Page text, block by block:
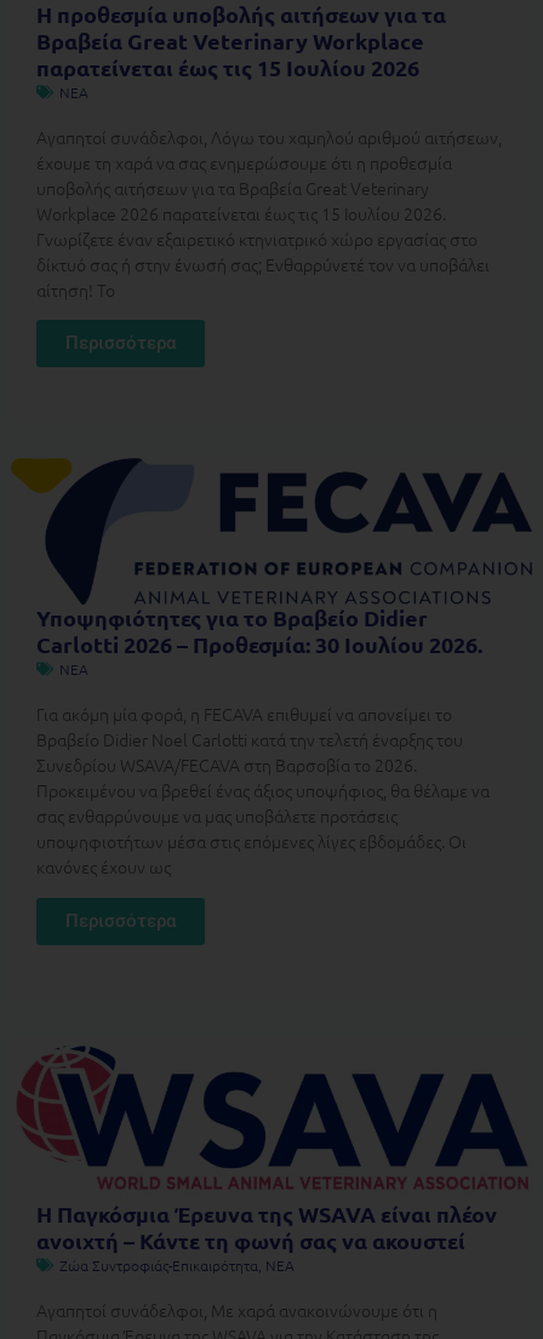
Η προθεσμία υποβολής αιτήσεων για τα
Βραβεία Great Veterinary Workplace
παρατείνεται έως τις 15 Ιουλίου 2026
ΝΕΑ
Αγαπητοί συνάδελφοι, Λόγω του χαμηλού αριθμού αιτήσεων,
έχουμε τη χαρά να σας ενημερώσουμε ότι η προθεσμία
υποβολής αιτήσεων για τα Βραβεία Great Veterinary
Workplace 2026 παρατείνεται έως τις 15 Ιουλίου 2026.
Γνωρίζετε έναν εξαιρετικό κτηνιατρικό χώρο εργασίας στο
δίκτυό σας ή στην ένωσή σας; Ενθαρρύνετέ τον να υποβάλει
αίτηση! Το
Περισσότερα
Υποψηφιότητες για το Βραβείο Didier
Carlotti 2026 – Προθεσμία: 30 Ιουλίου 2026.
ΝΕΑ
Για ακόμη μία φορά, η FECAVA επιθυμεί να απονείμει το
Βραβείο Didier Noel Carlotti κατά την τελετή έναρξης του
Συνεδρίου WSAVA/FECAVA στη Βαρσοβία το 2026.
Προκειμένου να βρεθεί ένας άξιος υποψήφιος, θα θέλαμε να
σας ενθαρρύνουμε να μας υποβάλετε προτάσεις
υποψηφιοτήτων μέσα στις επόμενες λίγες εβδομάδες. Οι
κανόνες έχουν ως
Περισσότερα
Η Παγκόσμια Έρευνα της WSAVA είναι πλέον
ανοιχτή – Κάντε τη φωνή σας να ακουστεί
Ζώα Συντροφιάς-Επικαιρότητα ΝΕΑ
Αγαπητοί συνάδελφοι, Με χαρά ανακοινώνουμε ότι η